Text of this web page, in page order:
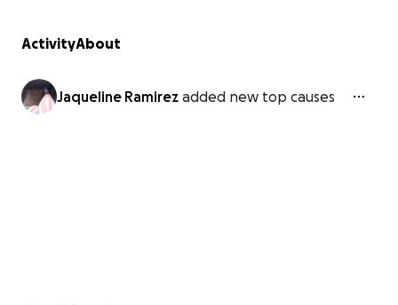
ActivityAbout
Jaqueline Ramirez added new top causes